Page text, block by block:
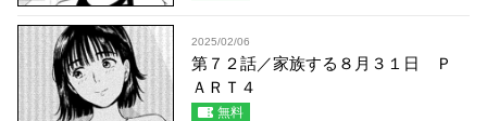
2025/02/06
第７２話／家族する８月３１日 Ｐ
ＡＲＴ４
無料